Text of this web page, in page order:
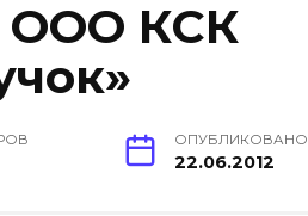
ООО КСК
ОПУБЛИКОВАНО
22.06.2012